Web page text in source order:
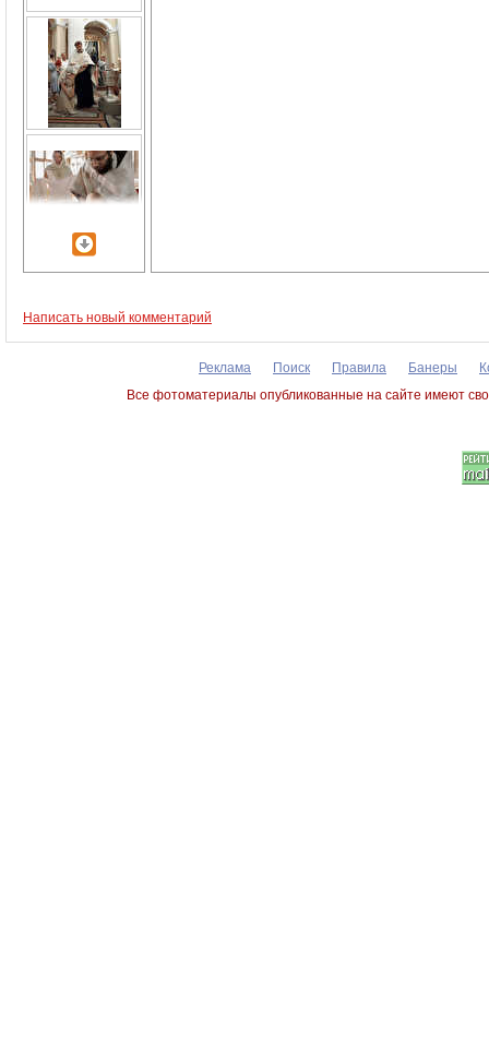
Написать новый комментарий
Реклама Поиск Правила Банеры
Все фотоматериалы опубликованные на сайте имеют